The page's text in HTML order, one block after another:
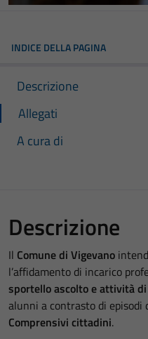
INDICE DELLA PAGINA
Descrizione
Allegati
A cura di
Descrizione
Il Comune di Vigevano
l’affidamento di incarico
sportello ascolto e attività
alunni a contrasto di episodi
Comprensivi cittadini.